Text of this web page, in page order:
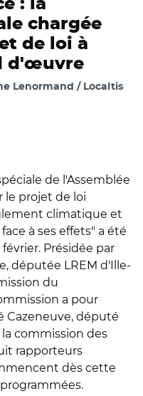
: la
chargée
de loi à
d'œuvre
Lenormand / Localtis
de l'Assemblée
le projet de loi
climatique et
à ses effets" a été
Présidée par
députée LREM d'Ille-
du
a pour
Cazeneuve, député
commission des
rapporteurs
dès cette